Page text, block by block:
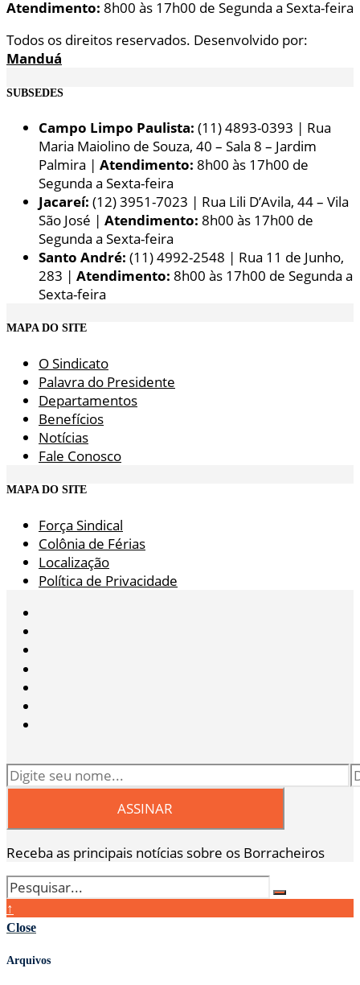
Atendimento: 8h00 às 17h00 de Segunda a Sexta-feira
Todos os direitos reservados. Desenvolvido por:
Manduá
SUBSEDES
Campo Limpo Paulista: (11) 4893-0393 | Rua
Maria Maiolino de Souza, 40 – Sala 8 – Jardim
Palmira | Atendimento: 8h00 às 17h00 de
Segunda a Sexta-feira
Jacareí: (12) 3951-7023 | Rua Lili D’Avila, 44 – Vila
São José | Atendimento: 8h00 às 17h00 de
Segunda a Sexta-feira
Santo André: (11) 4992-2548 | Rua 11 de Junho,
283 | Atendimento: 8h00 às 17h00 de Segunda a
Sexta-feira
MAPA DO SITE
O Sindicato
Palavra do Presidente
Departamentos
Benefícios
Notícias
Fale Conosco
MAPA DO SITE
Força Sindical
Colônia de Férias
Localização
Política de Privacidade
Receba as principais notícias sobre os Borracheiros
↑
Close
Arquivos